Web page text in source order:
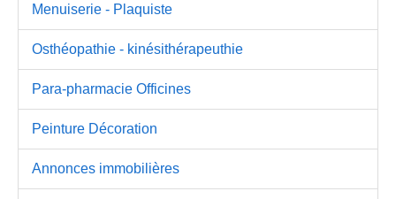
Menuiserie - Plaquiste
Osthéopathie - kinésithérapeuthie
Para-pharmacie Officines
Peinture Décoration
Annonces immobilières